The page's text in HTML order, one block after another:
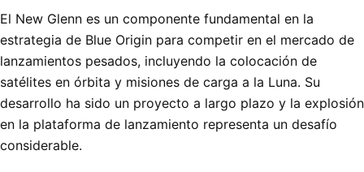
El New Glenn es un componente fundamental en la
estrategia de Blue Origin para competir en el mercado de
lanzamientos pesados, incluyendo la colocación de
satélites en órbita y misiones de carga a la Luna. Su
desarrollo ha sido un proyecto a largo plazo y la explosión
en la plataforma de lanzamiento representa un desafío
considerable.